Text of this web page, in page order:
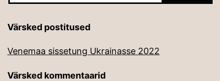
Värsked postitused
Venemaa sissetung Ukrainasse 2022
Värsked kommentaarid